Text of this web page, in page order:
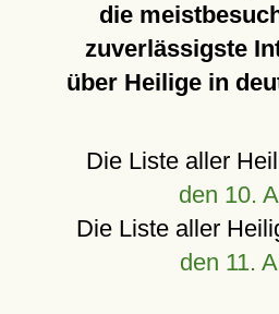
die
zuverlässigste
über Heilige in
Die Liste aller
den 10.
Die Liste aller
den 11.